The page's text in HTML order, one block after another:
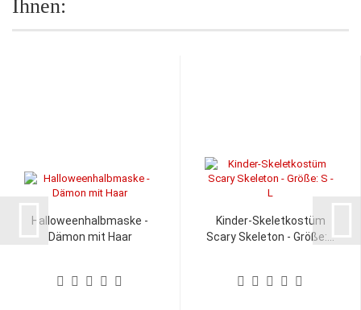
Ihnen:
Halloweenhalbmaske -
Dämon mit Haar
Kinder-Skeletkostüm
Scary Skeleton - Größe:...